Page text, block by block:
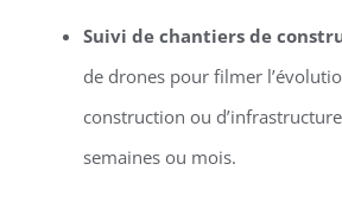
Suivi de chantiers de
de drones pour filmer
construction ou
semaines ou mois.